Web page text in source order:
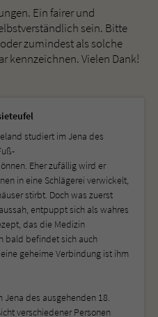
Ein fairer und
sein. Bitte
zumindest als solche
kennzeichnen. Vielen Dank!
studiert im Jena des
Eher zufällig wird er
in eine Schlägerei verwickelt,
stirbt. Doch was zuerst
entpuppt sich als wahres
das die Medizin
bald befindet sich auch
geheime Verbindung ist ihm
Jena des ausgehenden 18.
verschiedener Personen